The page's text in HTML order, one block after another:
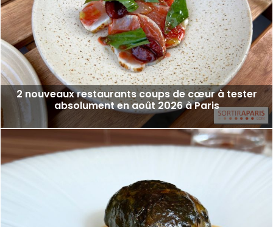
2 nouveaux restaurants coups de cœur à tester
absolument en août 2026 à Paris